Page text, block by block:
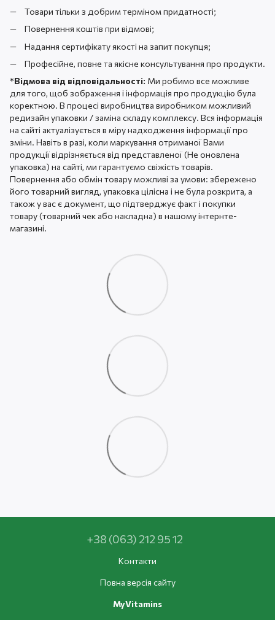
Товари тільки з добрим терміном придатності;
Повернення коштів при відмові;
Надання сертифікату якості на запит покупця;
Професійне, повне та якісне консультування про продукти.
*Відмова від відповідальності: Ми робимо все можливе
для того, щоб зображення і інформація про продукцію була
коректною. В процесі виробництва виробником можливий
редизайн упаковки / заміна складу комплексу. Вся інформація
на сайті актуалізується в міру надходження інформації про
зміни. Навіть в разі, коли маркування отриманої Вами
продукції відрізняється від представленої (Не оновлена ​​
упаковка) на сайті, ми гарантуємо свіжість товарів.
Повернення або обмін товару можливі за умови: збережено
його товарний вигляд, упаковка цілісна і не була розкрита, а
також у вас є документ, що підтверджує факт і покупки
товару (товарний чек або накладна) в нашому інтернте-
магазині.
+38 (063) 212 95 12
Контакти
Повна версія сайту
MyVitamins